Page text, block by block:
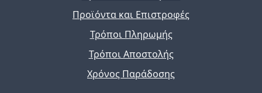
Προϊόντα και Επιστροφές
Τρόποι Πληρωμής
Τρόποι Αποστολής
Χρόνος Παράδοσης